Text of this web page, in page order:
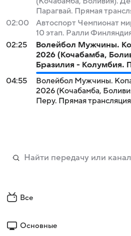
Парагвай. Прямая
02:00
Автоспорт Чемпионат
10 этап. Ралли
02:25
Волейбол Мужчины.
2026 (Кочабамба,
Бразилия - Колумбия.
04:55
Волейбол Мужчины.
2026 (Кочабамба,
Перу. Прямая трансляция
Все
Основные